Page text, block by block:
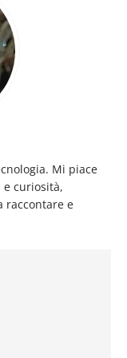
Mi piace
curiosità,
raccontare e